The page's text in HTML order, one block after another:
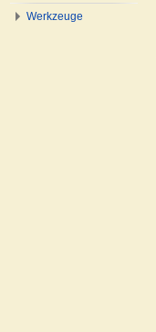
Werkzeuge